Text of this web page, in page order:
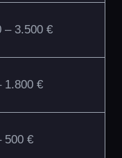
– 3.500 €
1.800 €
500 €